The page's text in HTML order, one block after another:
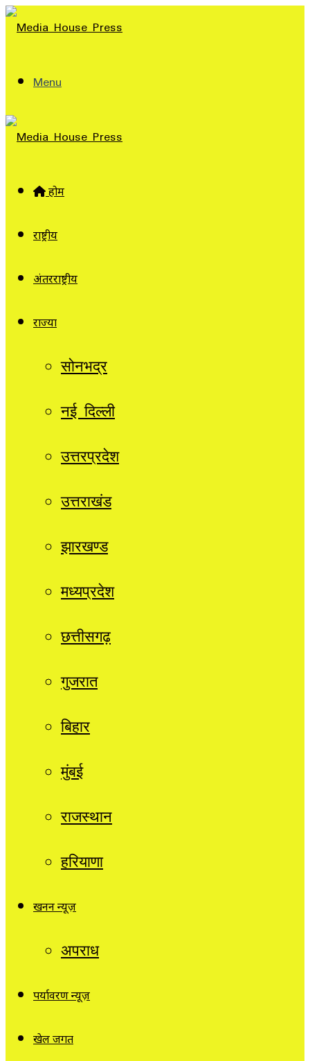
Menu
होम
राष्ट्रीय
अंतरराष्ट्रीय
राज्यों
सोनभद्र
नई दिल्ली
उत्तरप्रदेश
उत्तराखंड
झारखण्ड
मध्यप्रदेश
छत्तीसगढ़
गुजरात
बिहार
मुंबई
राजस्थान
हरियाणा
खनन न्यूज़
अपराध
पर्यावरण न्यूज़
खेल जगत